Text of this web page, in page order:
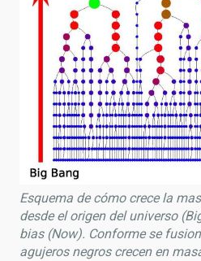
Esquema de cómo crece la
desde el origen del universo
bias (Now). Conforme se
agujeros negros crecen en